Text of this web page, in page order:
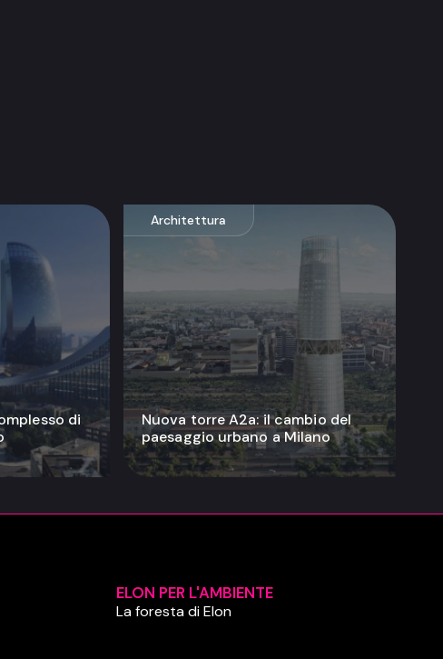
di
Architettura
Nuova torre A2a: il cambio del
paesaggio urbano a Milano
ELON PER L'AMBIENTE
La foresta di Elon